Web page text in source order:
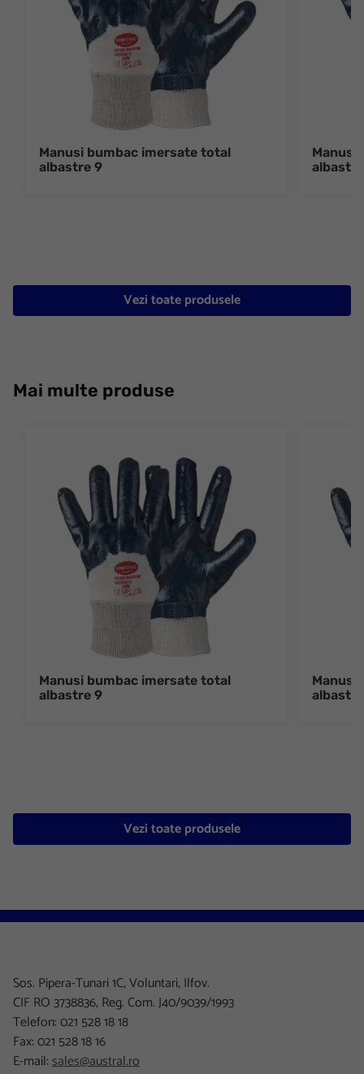
Manusi bumbac imersate total
albastre 9
Manusi
Vezi toate produsele
Mai multe produse
Manusi bumbac imersate total
albastre 9
Manusi
Vezi toate produsele
Sos. Pipera-Tunari 1C, Voluntari, Ilfov.
CIF RO 3738836, Reg. Com. J40/9039/1993
Telefon: 021 528 18 18
Fax: 021 528 18 16
E-mail:sales@austral.ro